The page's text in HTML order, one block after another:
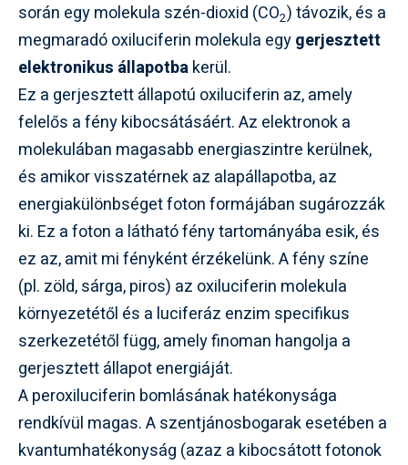
során egy molekula szén-dioxid (CO2) távozik, és a
megmaradó oxiluciferin molekula egygerjesztett
elektronikus állapotbakerül.
Ez a gerjesztett állapotú oxiluciferin az, amely
felelős a fény kibocsátásáért. Az elektronok a
molekulában magasabb energiaszintre kerülnek,
és amikor visszatérnek az alapállapotba, az
energiakülönbséget foton formájában sugározzák
ki. Ez a foton a látható fény tartományába esik, és
ez az, amit mi fényként érzékelünk. A fény színe
(pl. zöld, sárga, piros) az oxiluciferin molekula
környezetétől és a luciferáz enzim specifikus
szerkezetétől függ, amely finoman hangolja a
gerjesztett állapot energiáját.
A peroxiluciferin bomlásának hatékonysága
rendkívül magas. A szentjánosbogarak esetében a
kvantumhatékonyság (azaz a kibocsátott fotonok